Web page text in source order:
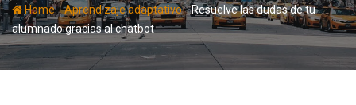
Home-Aprendizaje adaptativo-Resuelve las dudas de tu
alumnado gracias al chatbot